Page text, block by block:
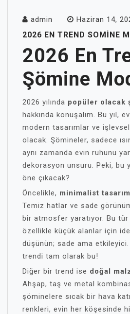
admin Haziran 14,
2026 EN TREND SOMINE
2026 En
Şömine
2026 yılında popüler olacak
hakkında konuşalım. Bu yıl,
modern tasarımlar ve
olacak. Şömineler, sadece
aynı zamanda evin ruhunu
dekorasyon unsuru. Peki, bu
öne çıkacak?
Öncelikle, minimalist
Temiz hatlar ve sade
bir atmosfer yaratıyor. Bu tür
özellikle küçük alanlar için
düşünün; sade ama etkileyici.
trendi tam olarak bu!
Diğer bir trend ise doğal
Ahşap, taş ve metal
şöminelere sıcak bir hava
renkleri, evin her köşesinde